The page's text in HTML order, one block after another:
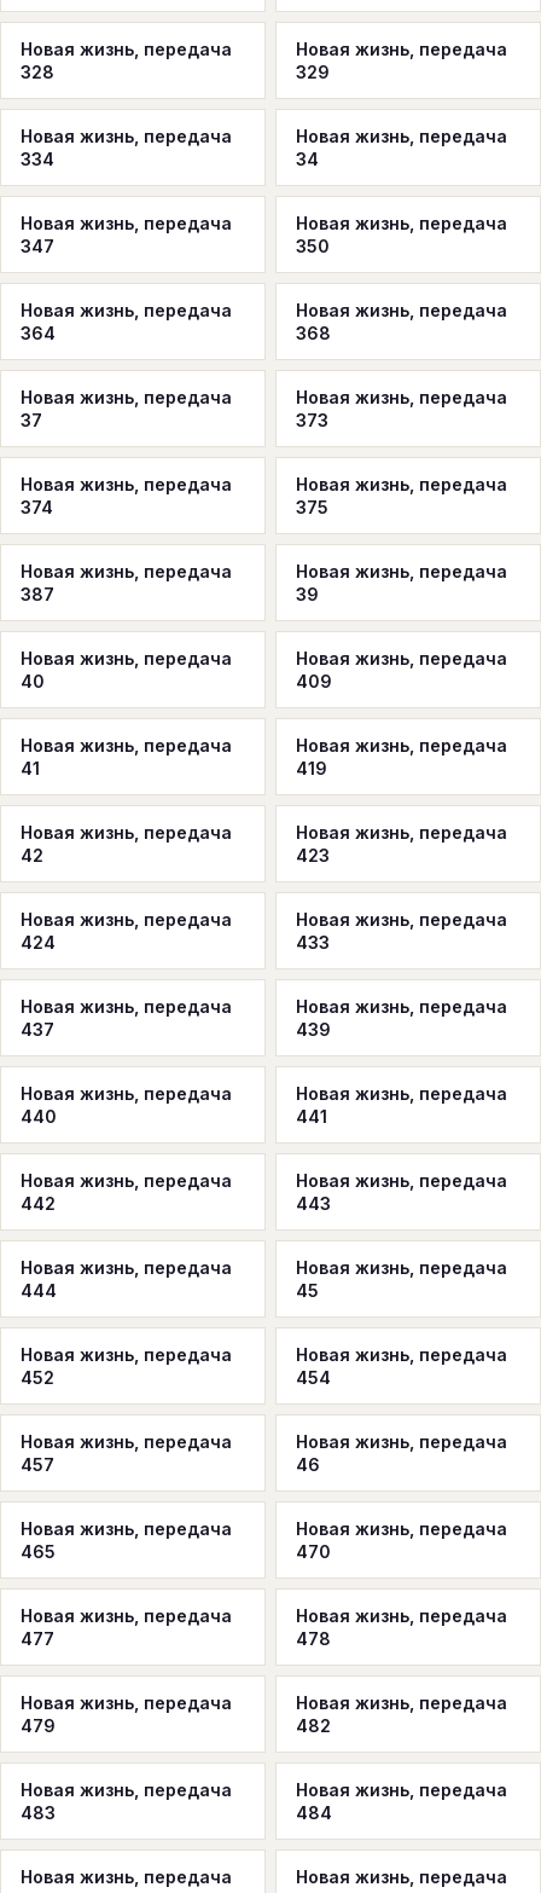
Новая жизнь, передача
328
Новая жизнь, передача
329
Новая жизнь, передача
334
Новая жизнь, передача
34
Новая жизнь, передача
347
Новая жизнь, передача
350
Новая жизнь, передача
364
Новая жизнь, передача
368
Новая жизнь, передача
37
Новая жизнь, передача
373
Новая жизнь, передача
374
Новая жизнь, передача
375
Новая жизнь, передача
387
Новая жизнь, передача
39
Новая жизнь, передача
40
Новая жизнь, передача
409
Новая жизнь, передача
41
Новая жизнь, передача
419
Новая жизнь, передача
42
Новая жизнь, передача
423
Новая жизнь, передача
424
Новая жизнь, передача
433
Новая жизнь, передача
437
Новая жизнь, передача
439
Новая жизнь, передача
440
Новая жизнь, передача
441
Новая жизнь, передача
442
Новая жизнь, передача
443
Новая жизнь, передача
444
Новая жизнь, передача
45
Новая жизнь, передача
452
Новая жизнь, передача
454
Новая жизнь, передача
457
Новая жизнь, передача
46
Новая жизнь, передача
465
Новая жизнь, передача
470
Новая жизнь, передача
477
Новая жизнь, передача
478
Новая жизнь, передача
479
Новая жизнь, передача
482
Новая жизнь, передача
483
Новая жизнь, передача
484
Новая жизнь, передача
Новая жизнь, передача